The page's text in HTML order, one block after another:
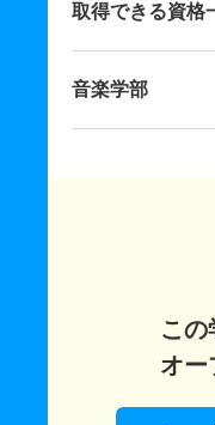
取得できる資格
音楽学部
この
オー